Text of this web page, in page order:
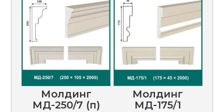
Молдинг
МД-250/7 (п)
Молдинг
МД-175/1